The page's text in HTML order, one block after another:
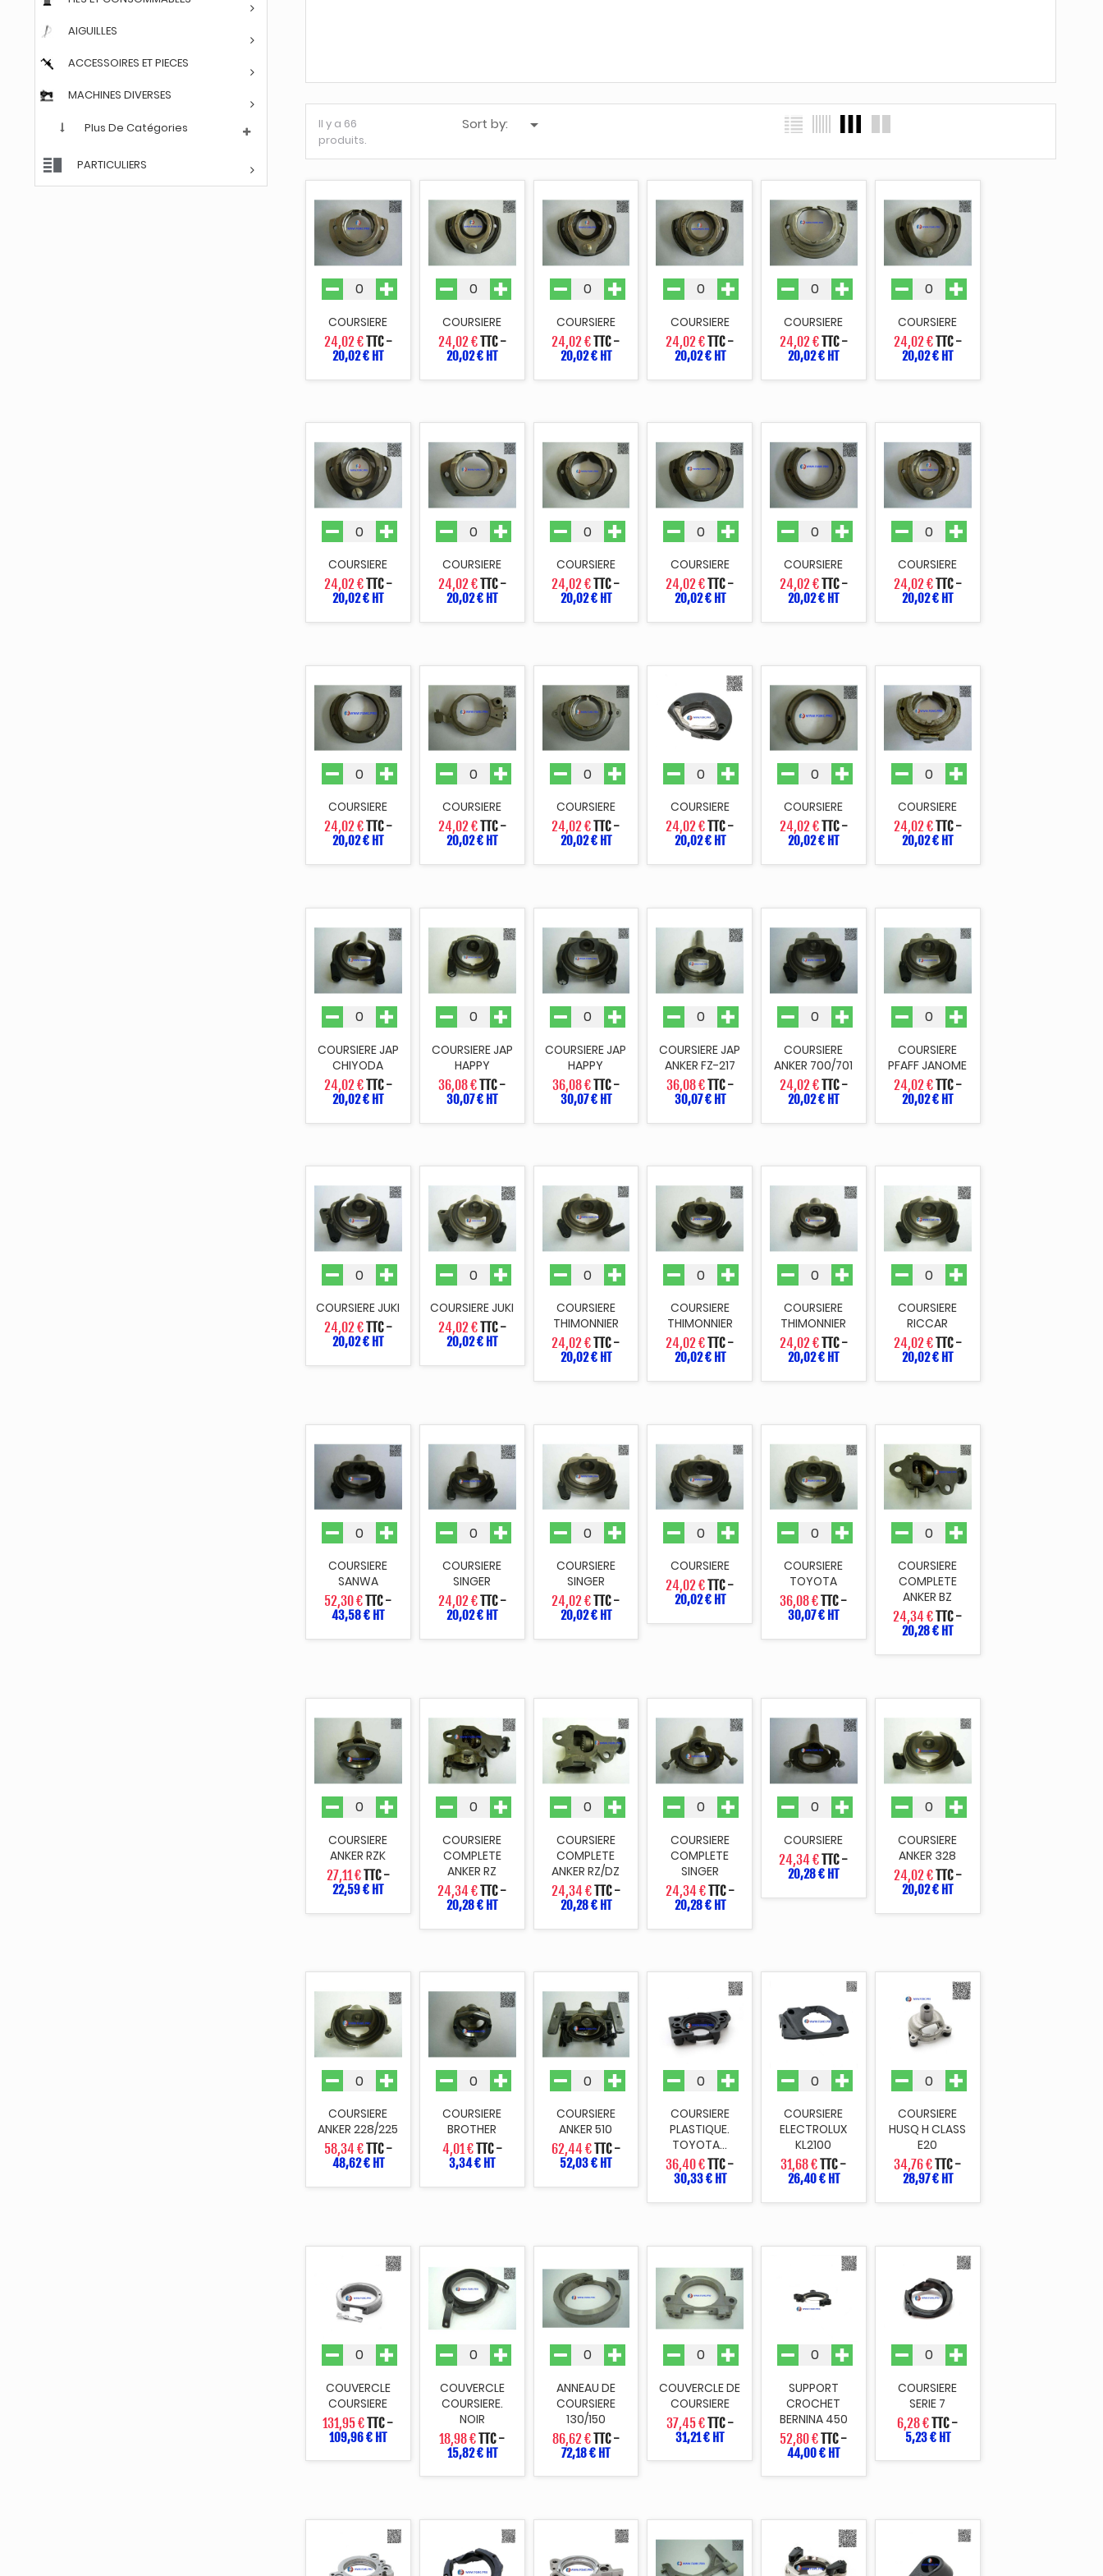
AIGUILLES
ACCESSOIRES ET PIECES
MACHINES DIVERSES
Plus De Catégories
PARTICULIERS
Il y a 66
produits.
Sort by: 
COURSIERE
24,02 €TTC-
20,02 € HT
COURSIERE
24,02 €TTC-
20,02 € HT
COURSIERE
24,02 €TTC-
20,02 € HT
COURSIERE
24,02 €TTC-
20,02 € HT
COURSIERE
24,02 €TTC-
20,02 € HT
COURSIERE
24,02 €TTC-
20,02 € HT
COURSIERE
24,02 €TTC-
20,02 € HT
COURSIERE
24,02 €TTC-
20,02 € HT
COURSIERE
24,02 €TTC-
20,02 € HT
COURSIERE
24,02 €TTC-
20,02 € HT
COURSIERE
24,02 €TTC-
20,02 € HT
COURSIERE
24,02 €TTC-
20,02 € HT
COURSIERE
24,02 €TTC-
20,02 € HT
COURSIERE
24,02 €TTC-
20,02 € HT
COURSIERE
24,02 €TTC-
20,02 € HT
COURSIERE
24,02 €TTC-
20,02 € HT
COURSIERE
24,02 €TTC-
20,02 € HT
COURSIERE
24,02 €TTC-
20,02 € HT
COURSIERE JAP
CHIYODA
24,02 €TTC-
20,02 € HT
COURSIERE JAP
HAPPY
36,08 €TTC-
30,07 € HT
COURSIERE JAP
HAPPY
36,08 €TTC-
30,07 € HT
COURSIERE JAP
ANKER FZ-217
36,08 €TTC-
30,07 € HT
COURSIERE
ANKER 700/701
24,02 €TTC-
20,02 € HT
COURSIERE
PFAFF JANOME
24,02 €TTC-
20,02 € HT
COURSIERE JUKI
24,02 €TTC-
20,02 € HT
COURSIERE JUKI
24,02 €TTC-
20,02 € HT
COURSIERE
THIMONNIER
24,02 €TTC-
20,02 € HT
COURSIERE
THIMONNIER
24,02 €TTC-
20,02 € HT
COURSIERE
THIMONNIER
24,02 €TTC-
20,02 € HT
COURSIERE
RICCAR
24,02 €TTC-
20,02 € HT
COURSIERE
SANWA
52,30 €TTC-
43,58 € HT
COURSIERE
SINGER
24,02 €TTC-
20,02 € HT
COURSIERE
SINGER
24,02 €TTC-
20,02 € HT
COURSIERE
24,02 €TTC-
20,02 € HT
COURSIERE
TOYOTA
36,08 €TTC-
30,07 € HT
COURSIERE
COMPLETE
ANKER BZ
24,34 €TTC-
20,28 € HT
COURSIERE
ANKER RZK
27,11 €TTC-
22,59 € HT
COURSIERE
COMPLETE
ANKER RZ
24,34 €TTC-
20,28 € HT
COURSIERE
COMPLETE
ANKER RZ/DZ
24,34 €TTC-
20,28 € HT
COURSIERE
COMPLETE
SINGER
24,34 €TTC-
20,28 € HT
COURSIERE
24,34 €TTC-
20,28 € HT
COURSIERE
ANKER 328
24,02 €TTC-
20,02 € HT
COURSIERE
ANKER 228/225
58,34 €TTC-
48,62 € HT
COURSIERE
BROTHER
4,01 €TTC-
3,34 € HT
COURSIERE
ANKER 510
62,44 €TTC-
52,03 € HT
COURSIERE
PLASTIQUE.
TOYOTA...
36,40 €TTC-
30,33 € HT
COURSIERE
ELECTROLUX
KL2100
31,68 €TTC-
26,40 € HT
COURSIERE
HUSQ H CLASS
E20
34,76 €TTC-
28,97 € HT
COUVERCLE
COURSIERE
131,95 €TTC-
109,96 € HT
COUVERCLE
COURSIERE.
NOIR
18,98 €TTC-
15,82 € HT
ANNEAU DE
COURSIERE
130/150
86,62 €TTC-
72,18 € HT
COUVERCLE DE
COURSIERE
37,45 €TTC-
31,21 € HT
SUPPORT
CROCHET
BERNINA 450
52,80 €TTC-
44,00 € HT
COURSIERE
SERIE 7
6,28 €TTC-
5,23 € HT